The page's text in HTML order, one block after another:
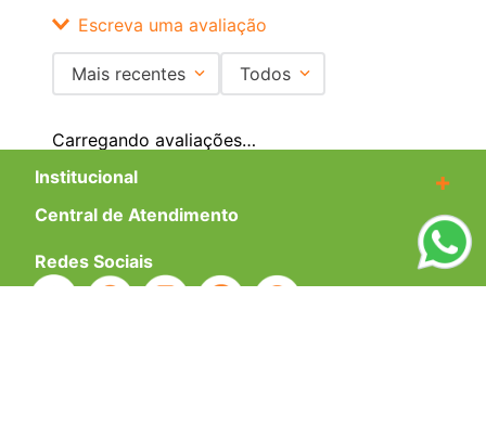
Escreva uma avaliação
Título
★★★★★
Mais recentes Todos
Carregando avaliações…
Institucional
+
Central de Atendimento +
Redes Sociais